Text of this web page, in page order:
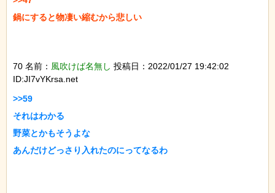
鍋にすると物凄い縮むから悲しい
70 名前： 風吹けば名無し 投稿日：2022/01/27 19:42:02
ID:JI7vYKrsa.net
>>59
それはわかる
野菜とかもそうよな
あんだけどっさり入れたのにってなるわ